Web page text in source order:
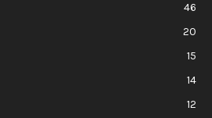
46
20
15
14
12